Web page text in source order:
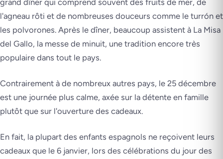
grand dîner qui comprend souvent des fruits de mer, de
l'agneau rôti et de nombreuses douceurs comme le turrón et
les polvorones. Après le dîner, beaucoup assistent à La Misa
del Gallo, la messe de minuit, une tradition encore très
populaire dans tout le pays.
Contrairement à de nombreux autres pays, le 25 décembre
est une journée plus calme, axée sur la détente en famille
plutôt que sur l'ouverture des cadeaux.
En fait, la plupart des enfants espagnols ne reçoivent leurs
cadeaux que le 6 janvier, lors des célébrations du jour des